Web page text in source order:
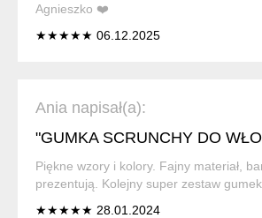
Agnieszko ❤️
★★★★★ 06.12.2025
Ania napisał(a):
"GUMKA SCRUNCHY DO
Piękne wzory i kolory. Fajny materiał,
prezentują. Kolejny super zestaw
★★★★★ 28.01.2024